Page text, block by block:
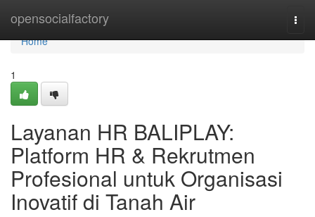
opensocialfactory
Home
Home
1
Layanan HR BALIPLAY:
Platform HR & Rekrutmen
Profesional untuk Organisasi
Inovatif di Tanah Air